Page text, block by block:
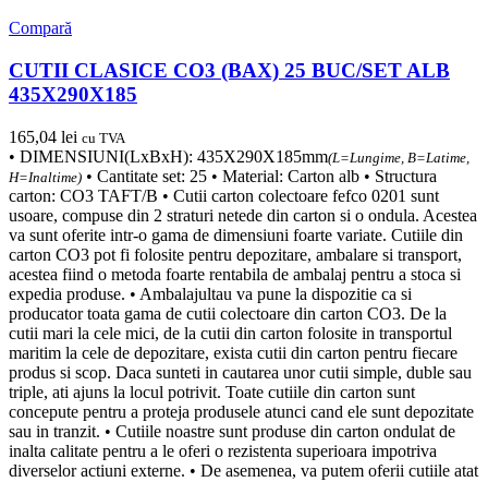
Compară
CUTII CLASICE CO3 (BAX) 25 BUC/SET ALB
435X290X185
165,04 lei cu TVA
• DIMENSIUNI(LxBxH): 435X290X185mm(L=Lungime, B=Latime,
H=Inaltime) • Cantitate set: 25 • Material: Carton alb • Structura
carton: CO3 TAFT/B • Cutii carton colectoare fefco 0201 sunt
usoare, compuse din 2 straturi netede din carton si o ondula. Acestea
va sunt oferite intr-o gama de dimensiuni foarte variate. Cutiile din
carton CO3 pot fi folosite pentru depozitare, ambalare si transport,
acestea fiind o metoda foarte rentabila de ambalaj pentru a stoca si
expedia produse. • Ambalajultau va pune la dispozitie ca si
producator toata gama de cutii colectoare din carton CO3. De la
cutii mari la cele mici, de la cutii din carton folosite in transportul
maritim la cele de depozitare, exista cutii din carton pentru fiecare
produs si scop. Daca sunteti in cautarea unor cutii simple, duble sau
triple, ati ajuns la locul potrivit. Toate cutiile din carton sunt
concepute pentru a proteja produsele atunci cand ele sunt depozitate
sau in tranzit. • Cutiile noastre sunt produse din carton ondulat de
inalta calitate pentru a le oferi o rezistenta superioara impotriva
diverselor actiuni externe. • De asemenea, va putem oferii cutiile atat